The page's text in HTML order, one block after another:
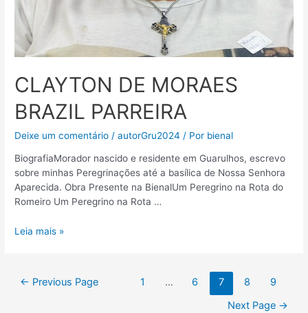
CLAYTON DE MORAES
BRAZIL PARREIRA
Deixe um comentário /autorGru2024 / Por bienal
BiografiaMorador nascido e residente em Guarulhos, escrevo
sobre minhas Peregrinações até a basílica de Nossa Senhora
Aparecida. Obra Presente na BienalUm Peregrino na Rota do
Romeiro Um Peregrino na Rota …
Leia mais »
← Previous Page 1 … 6 7 8
9
Next Page →